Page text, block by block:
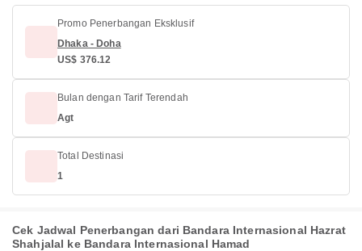
Promo Penerbangan Eksklusif
Dhaka - Doha
US$ 376.12
Bulan dengan Tarif Terendah
Agt
Total Destinasi
1
Cek Jadwal Penerbangan dari Bandara Internasional Hazrat
Shahjalal ke Bandara Internasional Hamad